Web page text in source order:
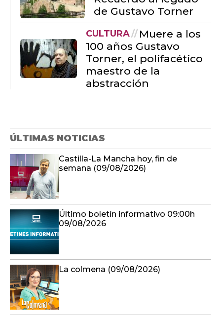
de Gustavo Torner
CULTURA
Muere a los
100 años Gustavo
Torner, el polifacético
maestro de la
abstracción
ÚLTIMAS NOTICIAS
Castilla-La Mancha hoy, fin de
semana (09/08/2026)
Último boletín informativo 09:00h
09/08/2026
La colmena (09/08/2026)